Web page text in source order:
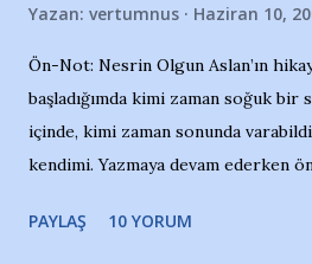
Yazan: vertumnus Haziran 10,
Ön-Not: Nesrin Olgun Aslan’ın
başladığımda kimi zaman soğuk bir
içinde, kimi zaman sonunda
kendimi. Yazmaya devam ederken
Yazımı, ağlayarak bitirebildim
PAYLAŞ 10 YORUM